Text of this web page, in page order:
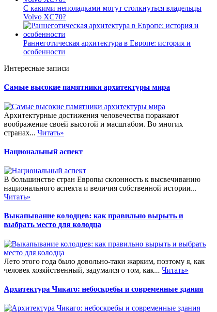
С какими неполадками могут столкнуться владельцы
Volvo XC70?
Раннеготическая архитектура в Европе: история и
особенности
Интересные записи
Самые высокие памятники архитектуры мира
Архитектурные достижения человечества поражают
воображение своей высотой и масштабом. Во многих
странах... Читать»
Национальный аспект
В большинстве стран Европы склонность к высвечиванию
национального аспекта и величия собственной истории...
Читать»
Выкапывание колодцев: как правильно вырыть и
выбрать место для колодца
Лето этого года было довольно-таки жарким, поэтому я, как
человек хозяйственный, задумался о том, как... Читать»
Архитектура Чикаго: небоскребы и современные здания